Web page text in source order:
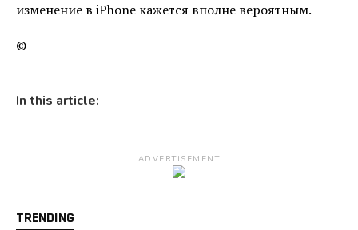
изменение в iPhone кажется вполне вероятным.
©
In this article:
ADVERTISEMENT
TRENDING